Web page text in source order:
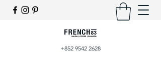
+852 9542 2628